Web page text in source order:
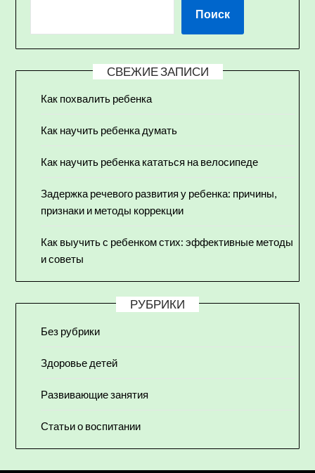
Поиск
СВЕЖИЕ ЗАПИСИ
Как похвалить ребенка
Как научить ребенка думать
Как научить ребенка кататься на велосипеде
Задержка речевого развития у ребенка: причины,
признаки и методы коррекции
Как выучить с ребенком стих: эффективные методы
и советы
РУБРИКИ
Без рубрики
Здоровье детей
Развивающие занятия
Статьи о воспитании